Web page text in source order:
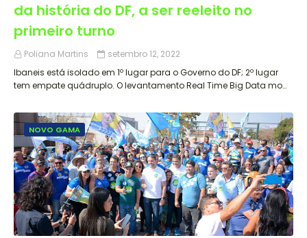
da história do DF, a ser reeleito no
primeiro turno
Poliana Martins
setembro 12, 2022
Ibaneis está isolado em 1º lugar para o Governo do DF; 2º lugar
tem empate quádruplo. O levantamento Real Time Big Data mo…
NOVO GAMA